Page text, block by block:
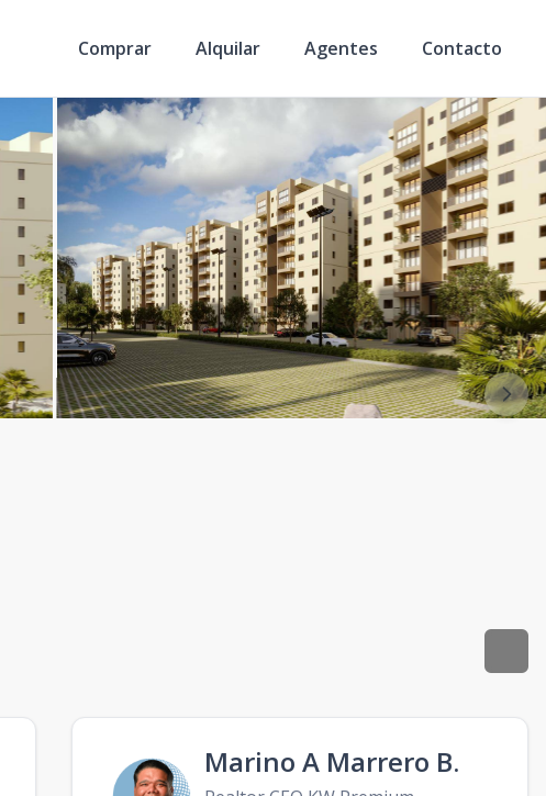
Comprar Alquilar Agentes Contacto
Marino A Marrero B.